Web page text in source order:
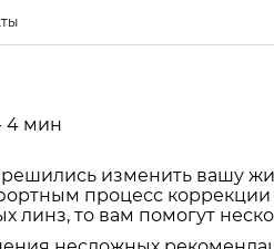
4 мин
решились изменить вашу
процесс
линз, то вам помогут